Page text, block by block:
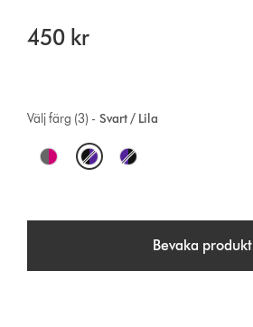
450 kr
Svart / Lila
Välj färg (3) -
O
t
Bevaka produkt